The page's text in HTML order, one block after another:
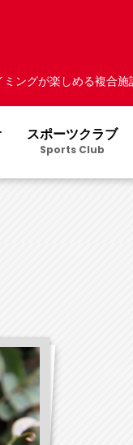
ングが楽しめる複合施
スポーツクラブ
Sports Club